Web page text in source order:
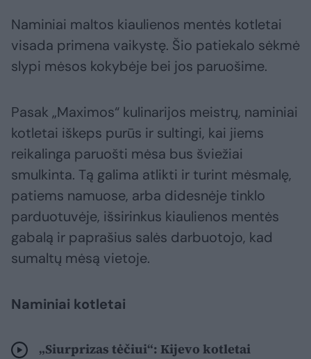
Naminiai maltos kiaulienos mentės kotletai
visada primena vaikystę. Šio patiekalo sėkmė
slypi mėsos kokybėje bei jos paruošime.
Pasak „Maximos“ kulinarijos meistrų, naminiai
kotletai iškeps purūs ir sultingi, kai jiems
reikalinga paruošti mėsa bus šviežiai
smulkinta. Tą galima atlikti ir turint mėsmalę,
patiems namuose, arba didesnėje tinklo
parduotuvėje, išsirinkus kiaulienos mentės
gabalą ir paprašius salės darbuotojo, kad
sumaltų mėsą vietoje.
Naminiai kotletai
„Siurprizas tėčiui“: Kijevo kotletai